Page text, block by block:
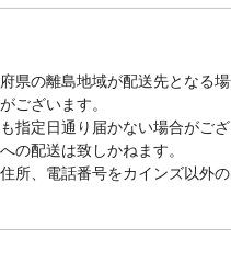
県の離島地域が配送先となる
ございます。
指定日通り届かない場合がござ
の配送は致しかねます。
所、電話番号をカインズ以外